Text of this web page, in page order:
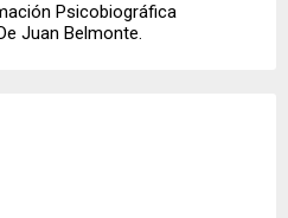
Psicobiográfica
Juan Belmonte.